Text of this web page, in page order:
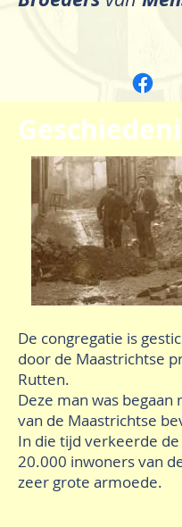
De congregatie is
door de Maastrichtse
Rutten.
Deze man was
van de Maastrichtse
In die tijd verkeerde
20.000 inwoners van
zeer grote armoede.